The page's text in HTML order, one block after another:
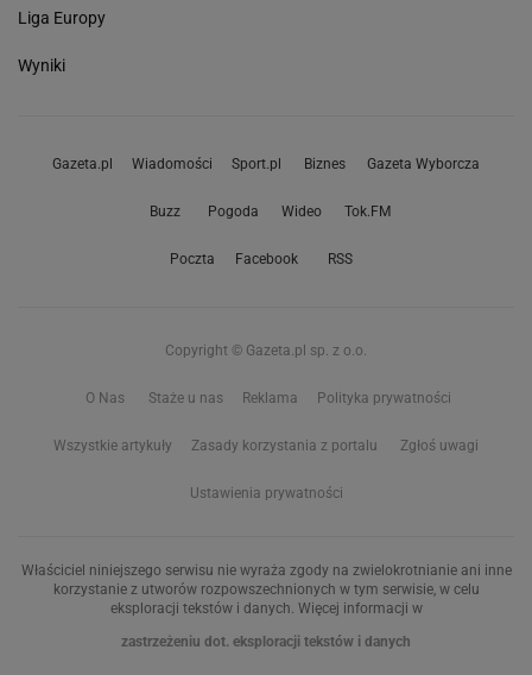
Liga Europy
Wyniki
Gazeta.pl Wiadomości Sport.pl Biznes Gazeta Wyborcza
Buzz Pogoda Wideo Tok.FM
Poczta Facebook RSS
Copyright © Gazeta.pl sp. z o.o.
O Nas Staże u nas Reklama Polityka prywatności
Wszystkie artykuły Zasady korzystania z portalu Zgłoś uwagi
Ustawienia prywatności
Właściciel niniejszego serwisu nie wyraża zgody na zwielokrotnianie ani inne
korzystanie z utworów rozpowszechnionych w tym serwisie, w celu
eksploracji tekstów i danych. Więcej informacji w
zastrzeżeniu dot. eksploracji tekstów i danych